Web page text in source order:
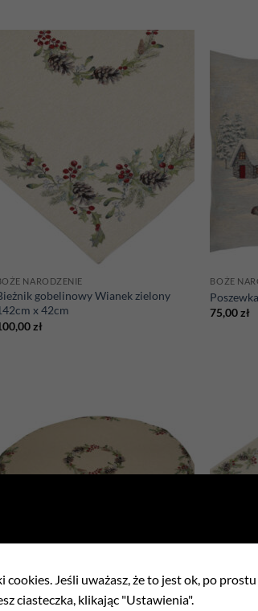
NARODZENIE
gobelinowy Wianek zielony
x 42cm
zł
BOŻE
75,00zł
cookies. Jeśli uważasz, że to jest ok, po
ciasteczka, klikając "Ustawienia".